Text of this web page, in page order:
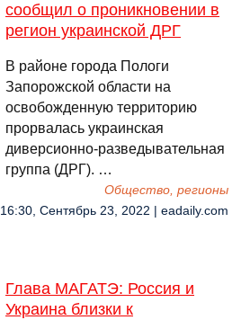
сообщил о проникновении в
регион украинской ДРГ
В районе города Пологи
Запорожской области на
освобожденную территорию
прорвалась украинская
диверсионно-разведывательная
группа (ДРГ). …
Общество, регионы
16:30, Сентябрь 23, 2022 | eadaily.com
Глава МАГАТЭ: Россия и
Украина близки к